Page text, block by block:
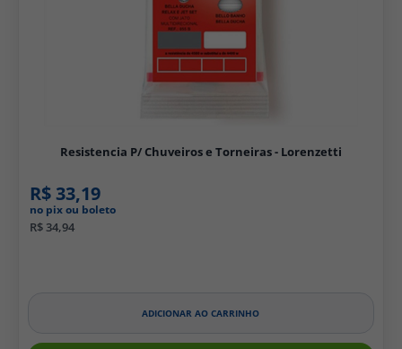
Resistencia P/ Chuveiros e Torneiras - Lorenzetti
R$ 33,19
no pix ou boleto
R$ 34,94
ADICIONAR AO CARRINHO